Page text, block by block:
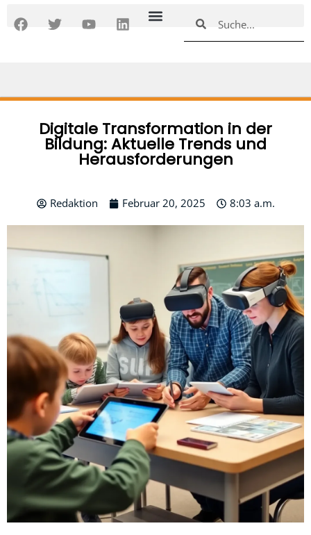
Inhalt
F
a
o
T
w
r
Y
o
e
L
i
i
Digitale Transformation in der
Bildung: Aktuelle Trends und
Herausforderungen
Redaktion Februar 20, 2025 8:03 a.m.